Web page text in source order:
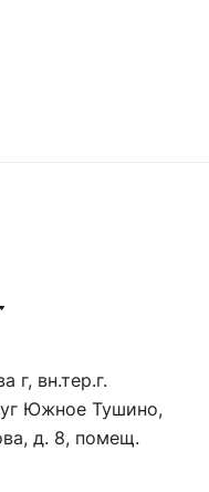
г, вн.тер.г.
Южное Тушино,
д. 8, помещ.